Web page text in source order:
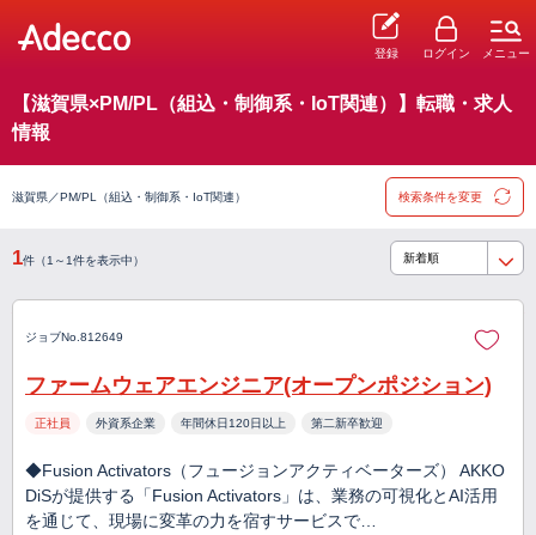
登録 ログイン メニュー
【滋賀県×PM/PL（組込・制御系・IoT関連）】転職・求人
情報
滋賀県／PM/PL（組込・制御系・IoT関連） 検索条件を変更
1件（1～1件を表示中）
ジョブNo.812649
ファームウェアエンジニア(オープンポジション)
正社員 外資系企業 年間休日120日以上 第二新卒歓迎
◆Fusion Activators（フュージョンアクティベーターズ） AKKO
DiSが提供する「Fusion Activators」は、業務の可視化とAI活用
を通じて、現場に変革の力を宿すサービスで…